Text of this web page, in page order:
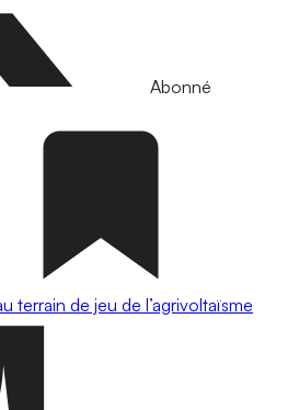
Abonné
terrain de jeu de l’agrivoltaïsme